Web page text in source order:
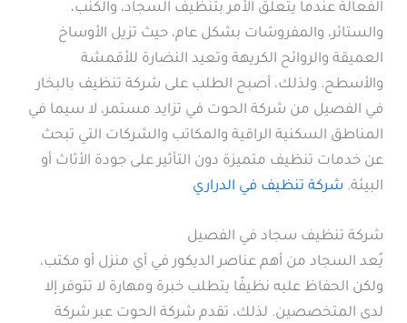
الفعالة عندما يتعلق الأمر بتنظيف السجاد، والكنب،
والستائر، والمفروشات بشكل عام، حيث تزيل الأوساخ
العميقة والروائح الكريهة وتعيد النضارة للأقمشة
والأسطح. ولذلك، أصبح الطلب على شركة تنظيف بالبخار
في الفصيل من شركة الحوت في تزايد مستمر، لا سيما في
المناطق السكنية الراقية والمكاتب والشركات التي تبحث
عن خدمات تنظيف متميزة دون التأثير على جودة الأثاث أو
البيئة. شركة تنظيف في الدراري
شركة تنظيف سجاد في الفصيل
يُعد السجاد من أهم عناصر الديكور في أي منزل أو مكتب،
ولكن الحفاظ عليه نظيفًا يتطلب خبرة ومهارة لا تتوفر إلا
لدى المتخصصين. لذلك، تقدم شركة الحوت عبر شركة